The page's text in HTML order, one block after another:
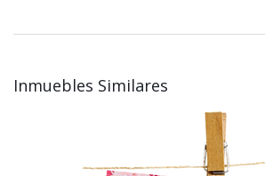
Inmuebles Similares